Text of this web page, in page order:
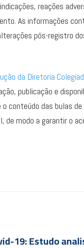
reações
As informações
pós-registro
da Diretoria
publicação e
conteúdo das bulas
modo a garantir o
19: Estudo